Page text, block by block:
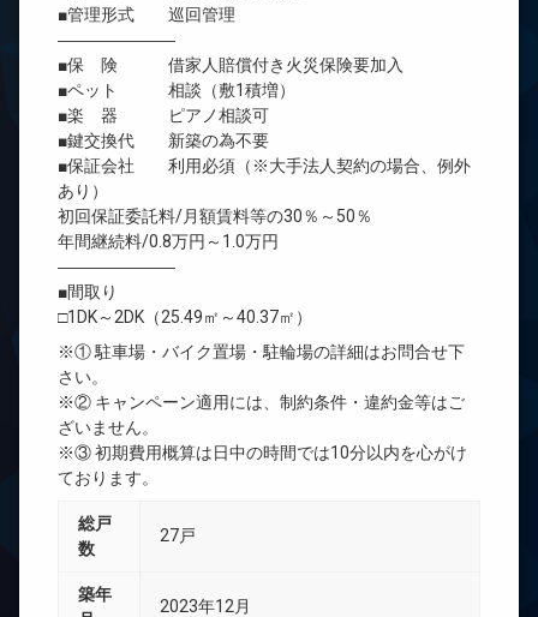
■管理形式 巡回管理
―――――――
■保 険 借家人賠償付き火災保険要加入
■ペット 相談（敷1積増）
■楽 器 ピアノ相談可
■鍵交換代 新築の為不要
■保証会社 利用必須（※大手法人契約の場合、例外
あり）
初回保証委託料/月額賃料等の30％～50％
年間継続料/0.8万円～1.0万円
―――――――
■間取り
□1DK～2DK（25.49㎡～40.37㎡）
※① 駐車場・バイク置場・駐輪場の詳細はお問合せ下
さい。
※② キャンペーン適用には、制約条件・違約金等はご
ざいません。
※③ 初期費用概算は日中の時間では10分以内を心がけ
ております。
総戸
数
27戸
築年
2023年12月